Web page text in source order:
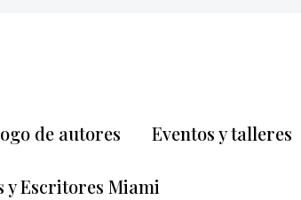
de autores Eventos y talleres
y Escritores Miami